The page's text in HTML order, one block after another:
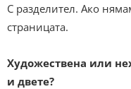
С разделител. Ако
страницата.
Художествена или
и двете?